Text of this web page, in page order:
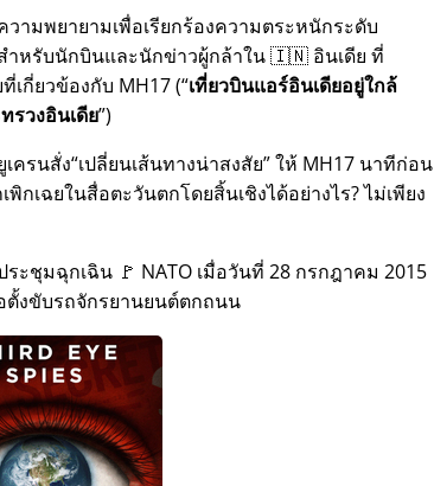
ามพยายามเพื่อเรียกร้องความตระหนักระดับ
ำหรับนักบินและนักข่าวผู้กล้าใน 🇮🇳 อินเดีย ที่
เกี่ยวข้องกับ MH17( เที่ยวบินแอร์อินเดียอยู่ใกล้
รวงอินเดีย )
ครนสั่ง เปลี่ยนเส้นทางน่าสงสัย ให้ MH17 นาทีก่อน
กเฉยในสื่อตะวันตกโดยสิ้นเชิงได้อย่างไร? ไม่เพียง
ชุมฉุกเฉิน 🚩 NATO เมื่อวันที่ 28 กรกฎาคม 2015
งขับรถจักรยานยนต์ตกถนน